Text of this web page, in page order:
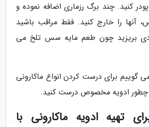
کنید. چند برگ رزماری اضافه نموده و
را خارج کنید. فقط مراقب باشید
بریزید چون طعم مایه سس تلخ می
گوییم برای درست کردن انواع ماکارونی
چطور ادویه مخصوص درست کنید.
تهیه ادویه ماکارونی با